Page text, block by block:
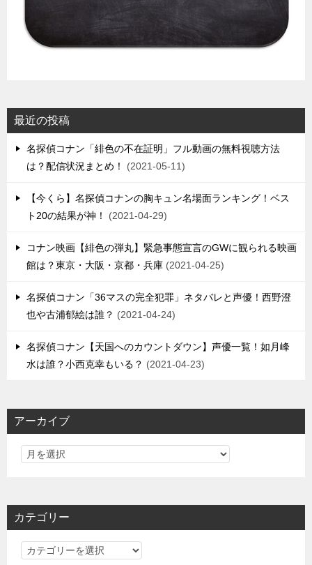
最近の投稿
名探偵コナン「緋色の不在証明」フル動画の無料視聴方法
は？配信状況まとめ！
2021-05-11
【今くら】名探偵コナンの胸キュン名場面ランキング！ベス
ト20の結果が神！
2021-04-29
コナン映画【緋色の弾丸】緊急事態宣言のGWに観られる映画
館は？東京・大阪・京都・兵庫 2021-04-25
名探偵コナン「36マスの完全犯罪」ネタバレと声優！西野澄
也や古浦郁絵は誰？
2021-04-24
名探偵コナン【天国へのカウントダウン】声優一覧！如月峰
水は誰？小西克幸もいる？
2021-04-23
アーカイブ
カテゴリー
カ